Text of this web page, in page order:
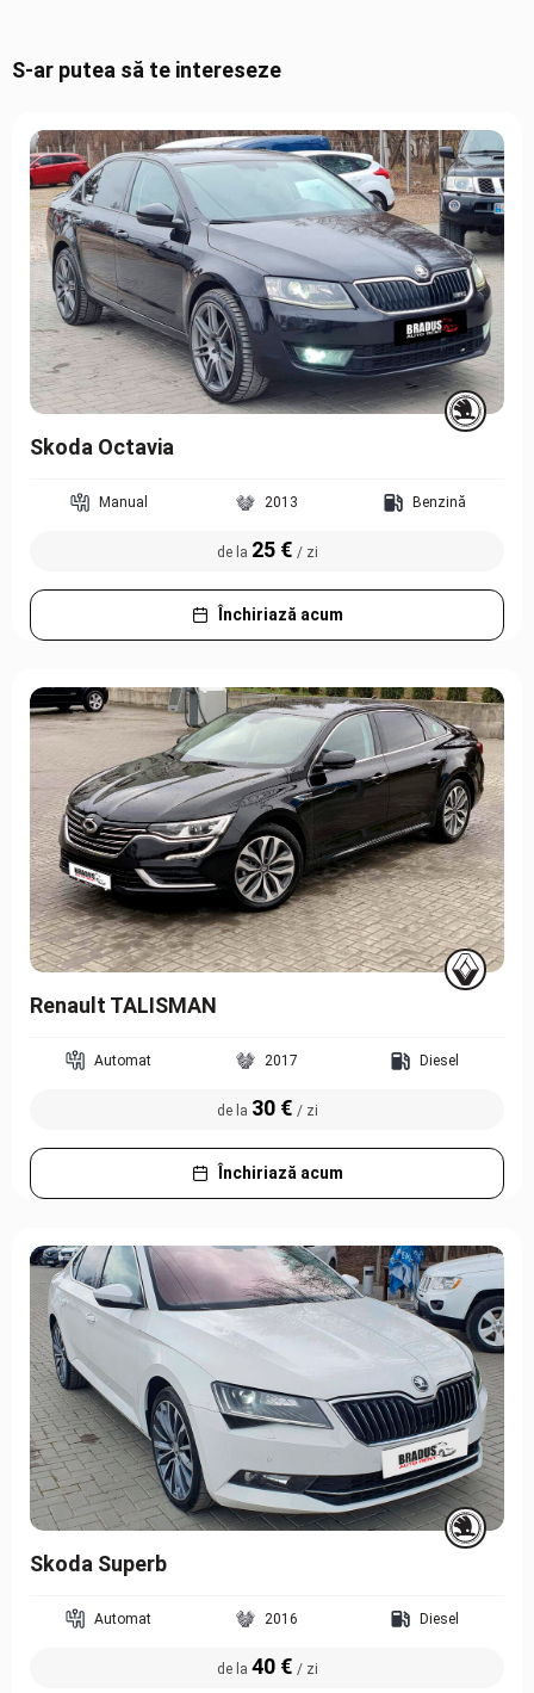
S-ar putea să te intereseze
Skoda Octavia
Manual 2013 Benzină
de la 25 € / zi
Închiriază acum
Renault TALISMAN
Automat 2017 Diesel
de la 30 € / zi
Închiriază acum
Skoda Superb
Automat 2016 Diesel
de la 40 € / zi